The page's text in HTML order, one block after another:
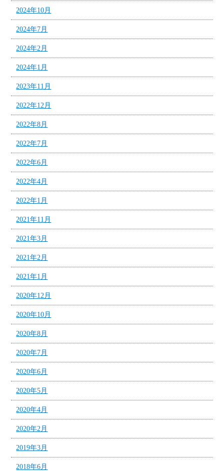
2024年10月
2024年7月
2024年2月
2024年1月
2023年11月
2022年12月
2022年8月
2022年7月
2022年6月
2022年4月
2022年1月
2021年11月
2021年3月
2021年2月
2021年1月
2020年12月
2020年10月
2020年8月
2020年7月
2020年6月
2020年5月
2020年4月
2020年2月
2019年3月
2018年6月